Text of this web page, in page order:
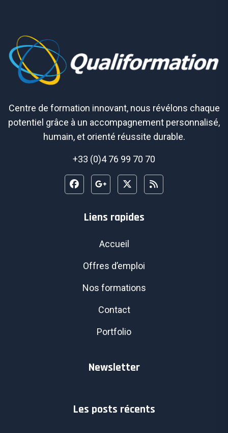
Centre de formation innovant, nous révélons chaque
potentiel grâce à un accompagnement personnalisé,
humain, et orienté réussite durable.
+33 (0)4 76 99 70 70
Liens rapides
Accueil
Offres d’emploi
Nos formations
Contact
Portfolio
Newsletter
Les posts récents